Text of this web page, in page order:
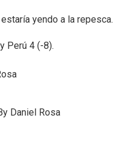
yendo a la repesca.
Perú 4 (-8).
Daniel Rosa